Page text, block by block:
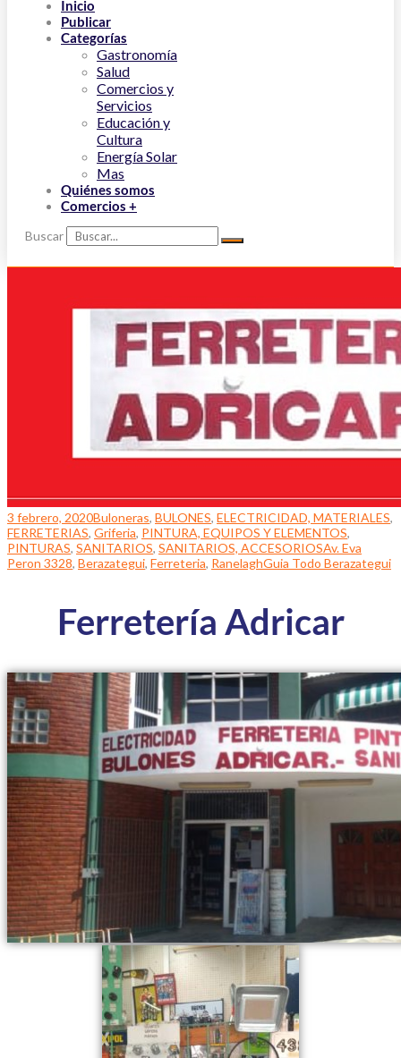
Inicio
Publicar
Categorías
Gastronomía
Salud
Comercios y
Servicios
Educación y
Cultura
Energía Solar
Mas
Quiénes somos
Comercios +
Buscar
3 febrero, 2020Buloneras, BULONES, ELECTRICIDAD, MATERIALES,
FERRETERIAS, Griferia, PINTURA, EQUIPOS Y ELEMENTOS,
PINTURAS, SANITARIOS, SANITARIOS, ACCESORIOSAv. Eva
Peron 3328, Berazategui, Ferreteria, RanelaghGuia Todo Berazategui
Ferretería Adricar